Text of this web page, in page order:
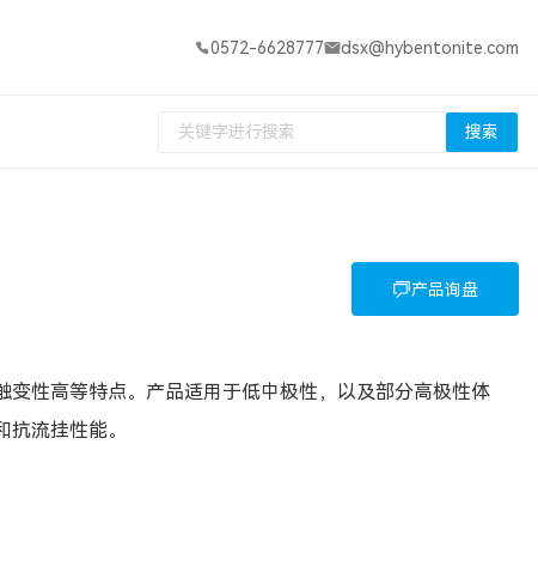
0572-6628777 dsx@hybentonite.com
搜索
产品询盘
性高等特点。产品适用于低中极性，以及部分高极性体
流挂性能。